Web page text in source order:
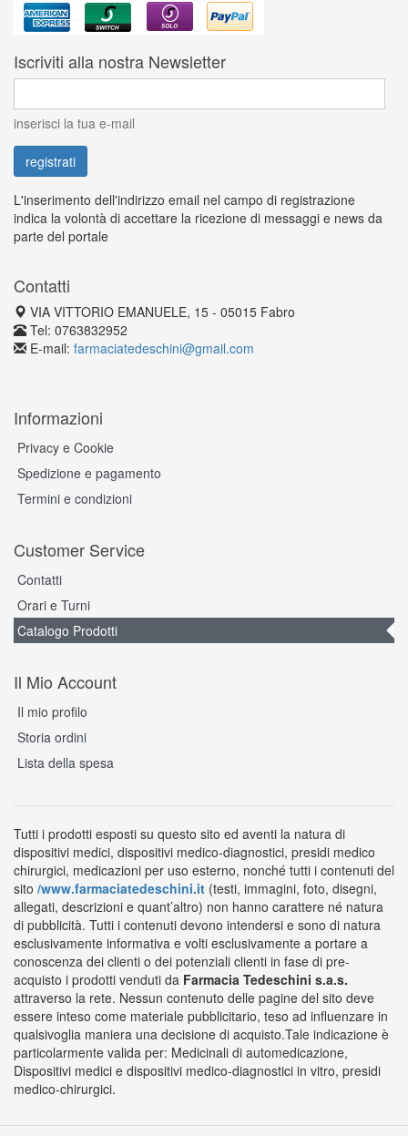
Iscriviti alla nostra Newsletter
inserisci la tua e-mail
L'inserimento dell'indirizzo email nel campo di registrazione
indica la volontà di accettare la ricezione di messaggi e news da
parte del portale
Contatti
VIA VITTORIO EMANUELE, 15 - 05015 Fabro
Tel: 0763832952
E-mail: farmaciatedeschini@gmail.com
Informazioni
Privacy e Cookie
Spedizione e pagamento
Termini e condizioni
Customer Service
Contatti
Orari e Turni
Catalogo Prodotti
Il Mio Account
Il mio profilo
Storia ordini
Lista della spesa
Tutti i prodotti esposti su questo sito ed aventi la natura di
dispositivi medici, dispositivi medico-diagnostici, presidi medico
chirurgici, medicazioni per uso esterno, nonché tutti i contenuti del
sito /www.farmaciatedeschini.it (testi, immagini, foto, disegni,
allegati, descrizioni e quant’altro) non hanno carattere né natura
di pubblicità. Tutti i contenuti devono intendersi e sono di natura
esclusivamente informativa e volti esclusivamente a portare a
conoscenza dei clienti o dei potenziali clienti in fase di pre-
acquisto i prodotti venduti da Farmacia Tedeschini s.a.s.
attraverso la rete. Nessun contenuto delle pagine del sito deve
essere inteso come materiale pubblicitario, teso ad influenzare in
qualsivoglia maniera una decisione di acquisto.Tale indicazione è
particolarmente valida per: Medicinali di automedicazione,
Dispositivi medici e dispositivi medico-diagnostici in vitro, presidi
medico-chirurgici.